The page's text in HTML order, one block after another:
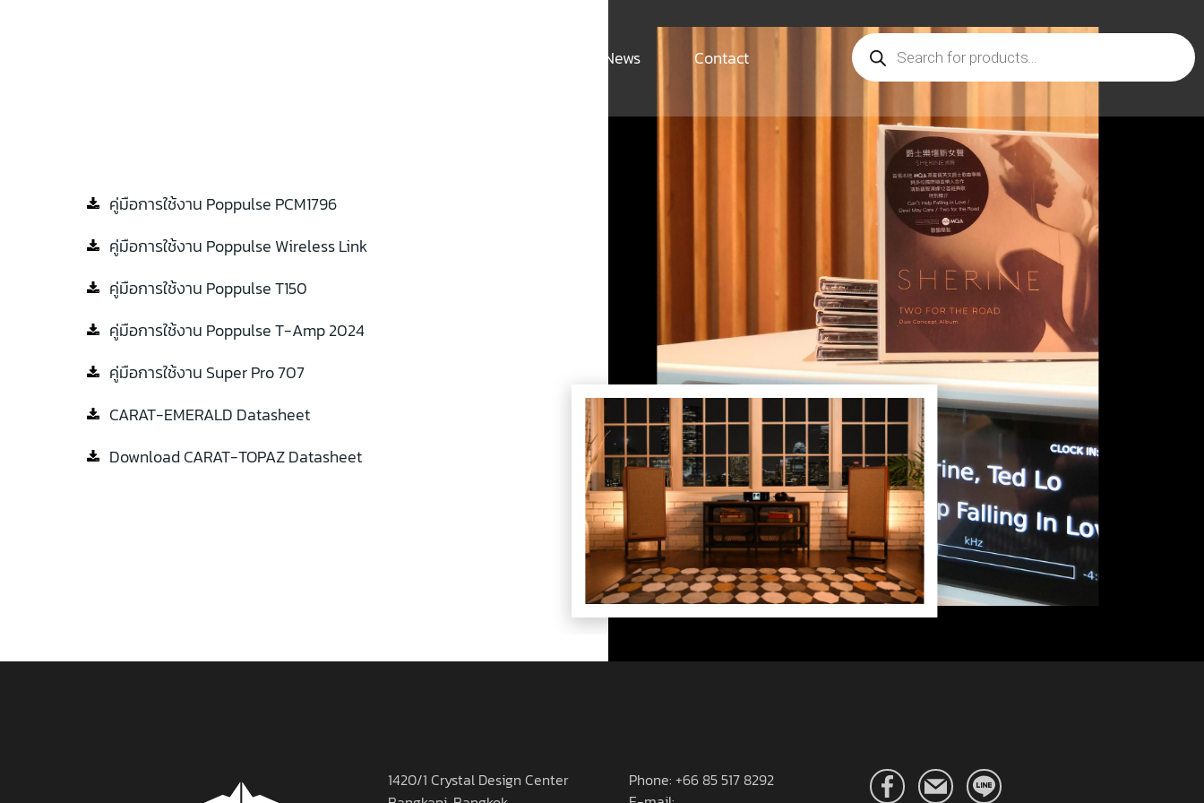
News Contact
Products
search
คู่มือการใช้งาน Poppulse PCM1796
คู่มือการใช้งาน Poppulse Wireless Link
คู่มือการใช้งาน Poppulse T150
คู่มือการใช้งาน Poppulse T-Amp 2024
คู่มือการใช้งาน Super Pro 707
CARAT-EMERALD Datasheet
Download CARAT-TOPAZ Datasheet
1420/1 Crystal Design Center
Phone: +66 85 517 8292